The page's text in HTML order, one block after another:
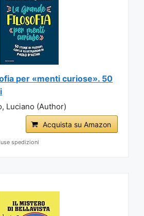
per «menti curiose». 50
Luciano (Author)
Acquista su Amazon
spedizioni